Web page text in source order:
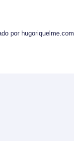
por hugoriquelme.com